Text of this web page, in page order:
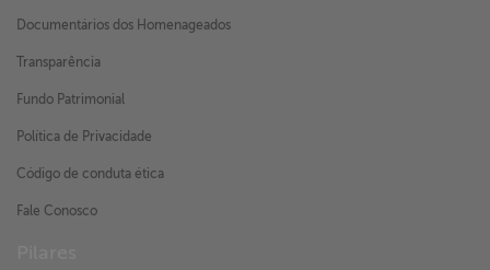
Documentários dos Homenageados
Transparência
Fundo Patrimonial
Política de Privacidade
Código de conduta ética
Fale Conosco